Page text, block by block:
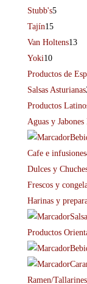
Stubb's5
Tajín15
Van Holtens13
Yoki10
Productos de
Salsas Asturianas
Productos
Aguas y
Cafe e infusiones
Dulces y
Frescos y
Harinas y
Productos
Ramen/